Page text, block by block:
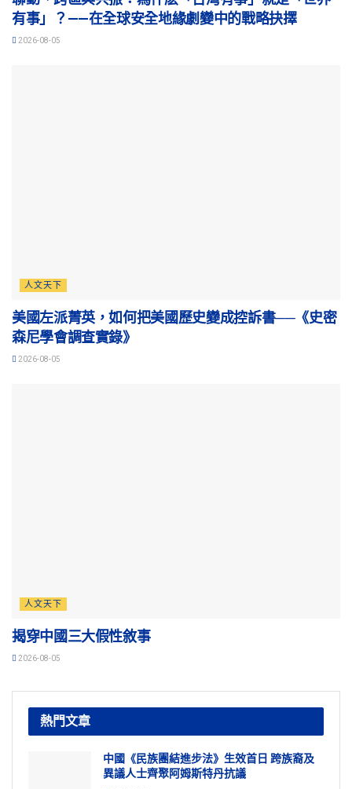
有事」？——在全球安全地緣劇變中的戰略抉擇
2026-08-05
人文天下
美國左派菁英，如何把美國歷史變成控訴書──《史密
森尼學會調查實錄》
2026-08-05
人文天下
揭穿中國三大假性敘事
2026-08-05
熱門文章
中國《民族團結進步法》生效首日 跨族裔及
異議人士齊聚阿姆斯特丹抗議